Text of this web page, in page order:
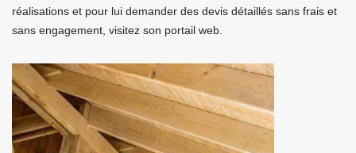
réalisations et pour lui demander des devis détaillés sans frais et
sans engagement, visitez son portail web.